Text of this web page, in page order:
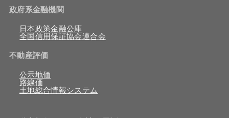
政府系金融機関
日本政策金融公庫
全国信用保証協会連合会
不動産評価
公示地価
路線価
土地総合情報システム